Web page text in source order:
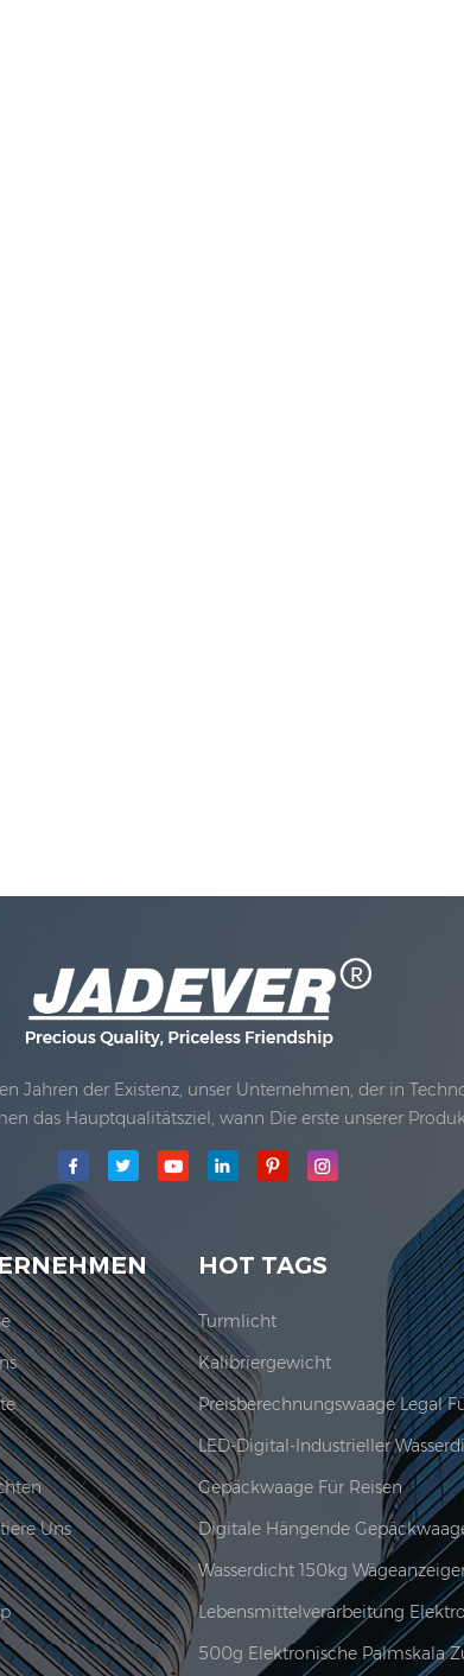
Jahren der Existenz, unser Unternehmen, der in
das Hauptqualitätsziel, wann Die erste unserer
Skala Co., Ltd.war etabliert; Der
Jadever erwor...
Uns
HOT TAGS
Turmlicht
Kalibriergewicht
Gepäckwaage Für Reisen
Digitale Hängende
Wasserdicht 150kg